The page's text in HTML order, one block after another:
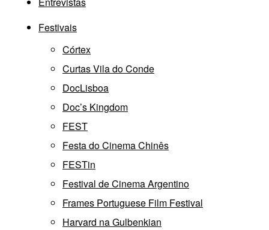
Festivais
Córtex
Curtas Vila do Conde
DocLisboa
Doc’s Kingdom
FEST
Festa do Cinema Chinês
FESTin
Festival de Cinema Argentino
Frames Portuguese Film Festival
Harvard na Gulbenkian